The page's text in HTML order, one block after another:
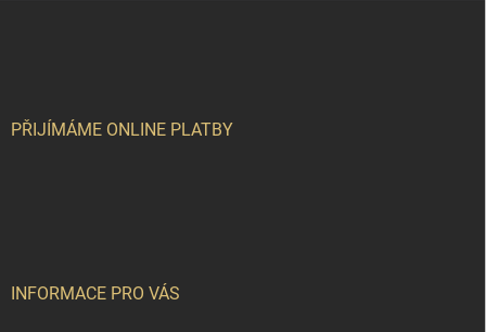
PŘIJÍMÁME ONLINE PLATBY
INFORMACE PRO VÁS